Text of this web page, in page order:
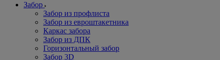
Забор
Забор из профлиста
Забор из евроштакетника
Каркас забора
Забор из ДПК
Горизонтальный забор
Забор 3D